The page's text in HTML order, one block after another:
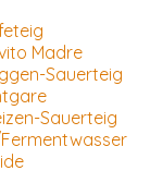
Madre
Sauerteig
Sauerteig